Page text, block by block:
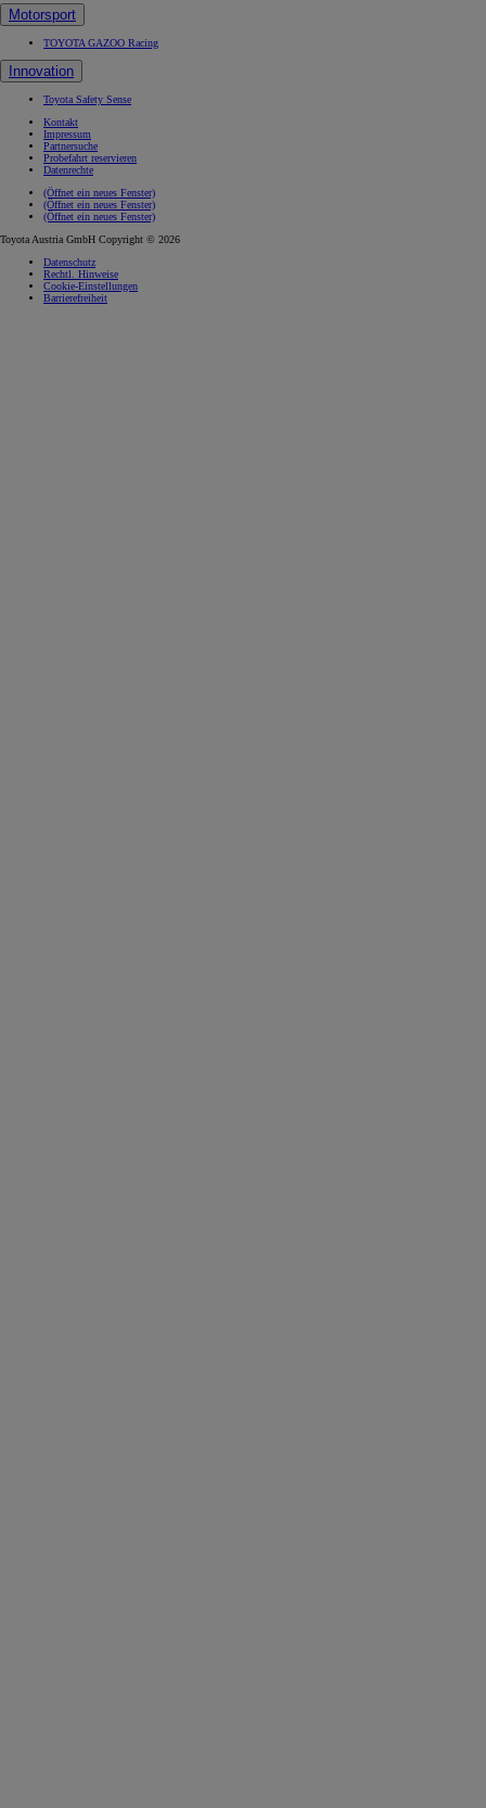
Motorsport
TOYOTA GAZOO Racing
Innovation
Toyota Safety Sense
Kontakt
Impressum
Partnersuche
Probefahrt reservieren
Datenrechte
(Öffnet ein neues Fenster)
(Öffnet ein neues Fenster)
(Öffnet ein neues Fenster)
Toyota Austria GmbH Copyright © 2026
Datenschutz
Rechtl. Hinweise
Cookie-Einstellungen
Barrierefreiheit